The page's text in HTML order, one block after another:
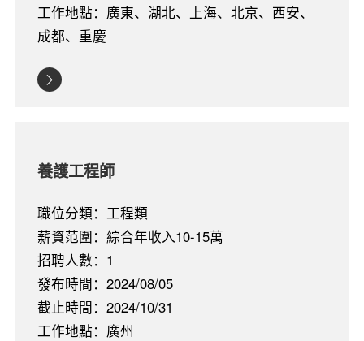
工作地點：廣東、湖北、上海、北京、西安、
成都、重慶
養護工程師
職位分類：工程類
薪資范圍：綜合年收入10-15萬
招聘人數：1
發布時間：2024/08/05
截止時間：2024/10/31
工作地點：廣州